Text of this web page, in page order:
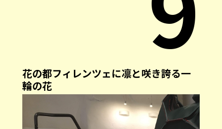
花の都フィレンツェに凛と咲き誇る一
輪の花